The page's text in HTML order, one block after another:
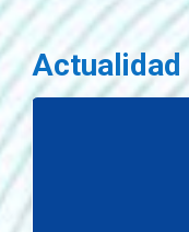
Actualidad